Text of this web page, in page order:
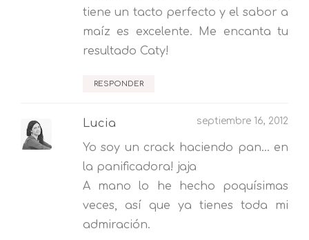
tiene un tacto perfecto y el sabor a
maíz es excelente. Me encanta tu
resultado Caty!
RESPONDER
Lucia septiembre 16, 2012
Yo soy un crack haciendo pan... en
la panificadora! jaja
A mano lo he hecho poquísimas
veces, así que ya tienes toda mi
admiración.